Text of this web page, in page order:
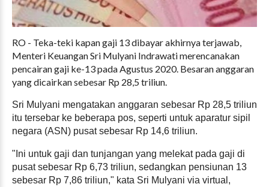
RO - Teka-teki kapan gaji 13 dibayar akhirnya terjawab,
Menteri Keuangan Sri Mulyani Indrawati merencanakan
pencairan gaji ke-13 pada Agustus 2020. Besaran anggaran
yang dicairkan sebesar Rp 28,5 triliun.
Sri Mulyani mengatakan anggaran sebesar Rp 28,5 triliun
itu tersebar ke beberapa pos, seperti untuk aparatur sipil
negara (ASN) pusat sebesar Rp 14,6 triliun.
"Ini untuk gaji dan tunjangan yang melekat pada gaji di
pusat sebesar Rp 6,73 triliun, sedangkan pensiunan 13
sebesar Rp 7,86 triliun," kata Sri Mulyani via virtual,